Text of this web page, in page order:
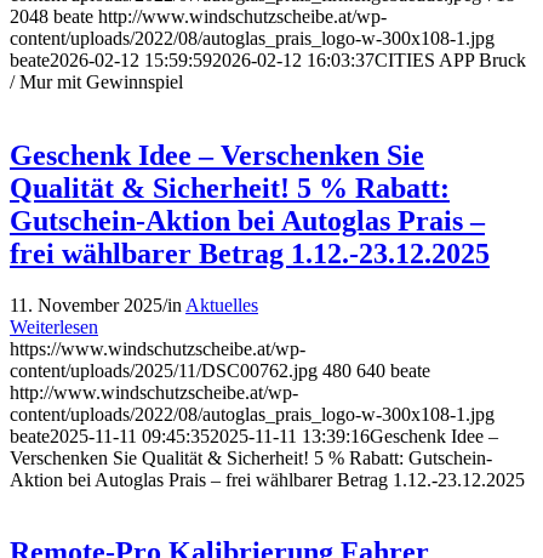
2048 beate http://www.windschutzscheibe.at/wp-
content/uploads/2022/08/autoglas_prais_logo-w-300x108-1.jpg
beate2026-02-12 15:59:592026-02-12 16:03:37CITIES APP Bruck
/ Mur mit Gewinnspiel
Geschenk Idee – Verschenken Sie
Qualität & Sicherheit! 5 % Rabatt:
Gutschein-Aktion bei Autoglas Prais –
frei wählbarer Betrag 1.12.-23.12.2025
11. November 2025/in Aktuelles
Weiterlesen
https://www.windschutzscheibe.at/wp-
content/uploads/2025/11/DSC00762.jpg 480 640 beate
http://www.windschutzscheibe.at/wp-
content/uploads/2022/08/autoglas_prais_logo-w-300x108-1.jpg
beate2025-11-11 09:45:352025-11-11 13:39:16Geschenk Idee –
Verschenken Sie Qualität & Sicherheit! 5 % Rabatt: Gutschein-
Aktion bei Autoglas Prais – frei wählbarer Betrag 1.12.-23.12.2025